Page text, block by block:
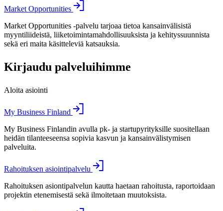
Market Opportunities
Market Opportunities -palvelu tarjoaa tietoa kansainvälisistä
myyntiliideistä, liiketoimintamahdollisuuksista ja kehityssuunnista
sekä eri maita käsitteleviä katsauksia.
Kirjaudu palveluihimme
Aloita asiointi
My Business Finland
My Business Finlandin avulla pk- ja startupyrityksille suositellaan
heidän tilanteeseensa sopivia kasvun ja kansainvälistymisen
palveluita.
Rahoituksen asiointipalvelu
Rahoituksen asiontipalvelun kautta haetaan rahoitusta, raportoidaan
projektin etenemisestä sekä ilmoitetaan muutoksista.